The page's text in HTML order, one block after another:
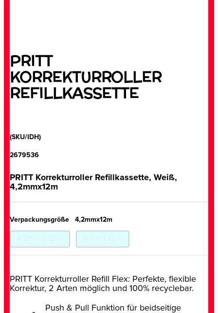
PRITT
KORREKTURROLLER
REFILLKASSETTE
(SKU/IDH)
2679536
PRITT Korrekturroller Refillkassette, Weiß,
4,2mmx12m
Verpackungsgröße 4,2mmx12m
PRITT Korrekturroller Refill Flex: Perfekte, flexible
Korrektur, 2 Arten möglich und 100% recyclebar.
Push & Pull Funktion für beidseitige